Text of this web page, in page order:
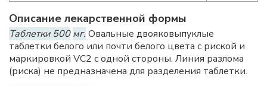
Описание лекарственной формы
Таблетки 500 мг. Овальные двояковыпуклые
таблетки белого или почти белого цвета с риской и
маркировкой VC2 с одной стороны. Линия разлома
(риска) не предназначена для разделения таблетки.